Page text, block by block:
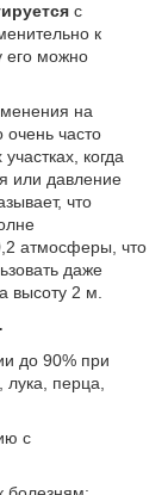
с
к
его можно
на
очень часто
когда
или давление
что
атмосферы, что
даже
высоту 2 м.
до 90% при
лука, перца,
с